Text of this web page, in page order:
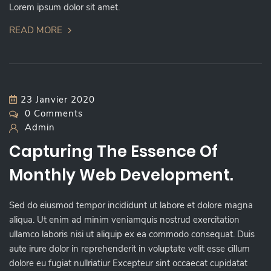
Lorem ipsum dolor sit amet.
READ MORE
23 Janvier 2020
0 Comments
Admin
Capturing The Essence Of
Monthly Web Development.
Sed do eiusmod tempor incididunt ut labore et dolore magna
aliqua. Ut enim ad minim veniamquis nostrud exercitation
ullamco laboris nisi ut aliquip ex ea commodo consequat. Duis
aute irure dolor in reprehenderit in voluptate velit esse cillum
dolore eu fugiat nullriatiur Excepteur sint occaecat cupidatat